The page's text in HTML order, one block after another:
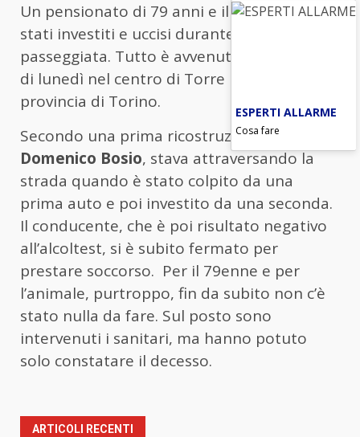
Un pensionato di 79 anni e il suo cane sono
stati investiti e uccisi durante una
passeggiata. Tutto è avvenuto nella serata
di lunedì nel centro di Torre Pellice, in
provincia di Torino.
Secondo una prima ricostruzione l’uomo,
Domenico Bosio, stava attraversando la
strada quando è stato colpito da una
prima auto e poi investito da una seconda.
Il conducente, che è poi risultato negativo
all’alcoltest, si è subito fermato per
prestare soccorso. Per il 79enne e per
l’animale, purtroppo, fin da subito non c’è
stato nulla da fare. Sul posto sono
intervenuti i sanitari, ma hanno potuto
solo constatare il decesso.
ARTICOLI RECENTI
ESPERTI ALLARME
Cosa fare